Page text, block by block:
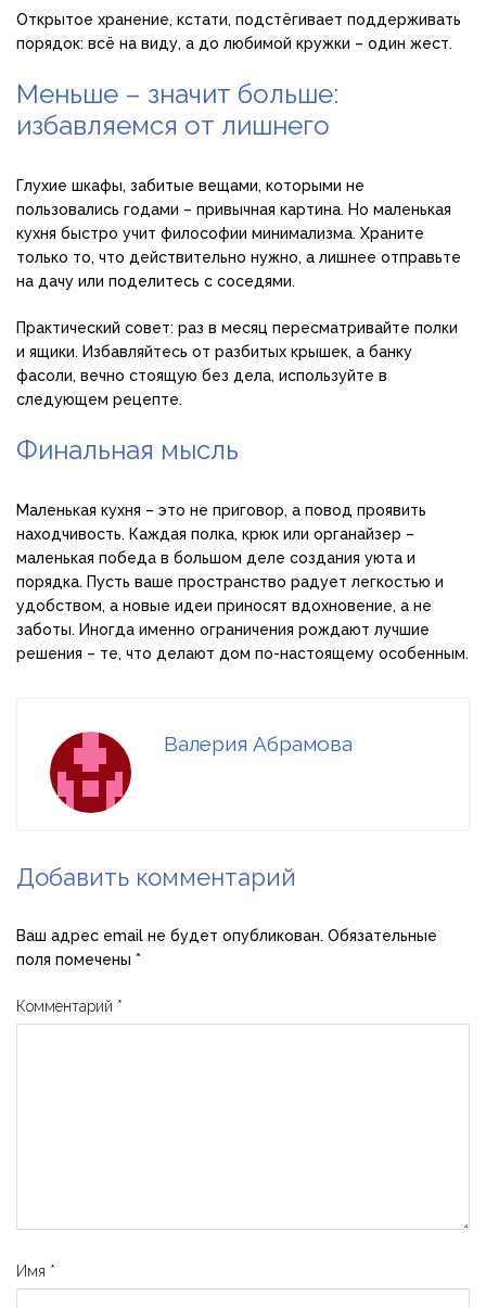
Открытое хранение, кстати, подстёгивает поддерживать
порядок: всё на виду, а до любимой кружки – один жест.
Меньше – значит больше:
избавляемся от лишнего
Глухие шкафы, забитые вещами, которыми не
пользовались годами – привычная картина. Но маленькая
кухня быстро учит философии минимализма. Храните
только то, что действительно нужно, а лишнее отправьте
на дачу или поделитесь с соседями.
Практический совет: раз в месяц пересматривайте полки
и ящики. Избавляйтесь от разбитых крышек, а банку
фасоли, вечно стоящую без дела, используйте в
следующем рецепте.
Финальная мысль
Маленькая кухня – это не приговор, а повод проявить
находчивость. Каждая полка, крюк или органайзер –
маленькая победа в большом деле создания уюта и
порядка. Пусть ваше пространство радует легкостью и
удобством, а новые идеи приносят вдохновение, а не
заботы. Иногда именно ограничения рождают лучшие
решения – те, что делают дом по-настоящему особенным.
Валерия Абрамова
Добавить комментарий
Ваш адрес email не будет опубликован. Обязательные
поля помечены *
Комментарий *
Имя *